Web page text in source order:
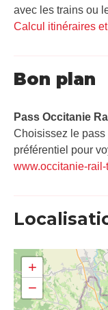
avec les trains ou
Calcul itinéraires
Bon plan
Pass Occitanie
Choisissez le pass
préférentiel pour
www.occitanie-rail-
+
−